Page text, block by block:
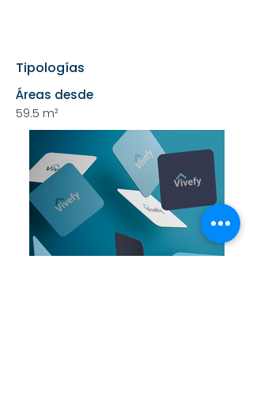
Tipologías
Áreas desde
59.5 m²